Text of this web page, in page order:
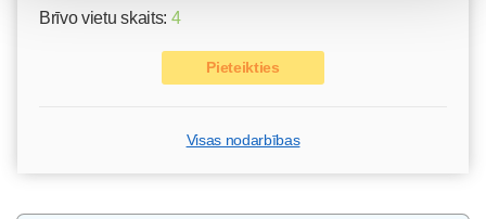
Brīvo vietu skaits: 4
Pieteikties
Visas nodarbības